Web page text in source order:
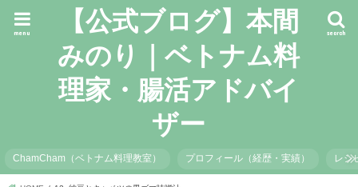
【公式ブログ】本間
みのり｜ベトナム料
理家・腸活アドバイ
ザー
search
menu
ChamCham（ベトナム料理教室） プロフィール（経歴・実績） レシ